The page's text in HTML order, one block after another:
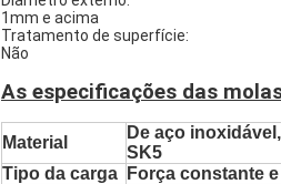
1mm e acima
Tratamento de superfície:
Não
As especificações das
Material
De aço
SK5
Tipo da carga
Força constante e